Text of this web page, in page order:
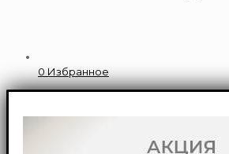
0 Избранное